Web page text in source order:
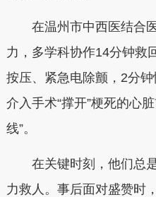
在温州市中西医结合医
力，多学科协作14分钟救
按压、紧急电除颤，2分
介入手术“撑开”梗死的心
线”。
在关键时刻，他们总是
力救人。事后面对盛赞时